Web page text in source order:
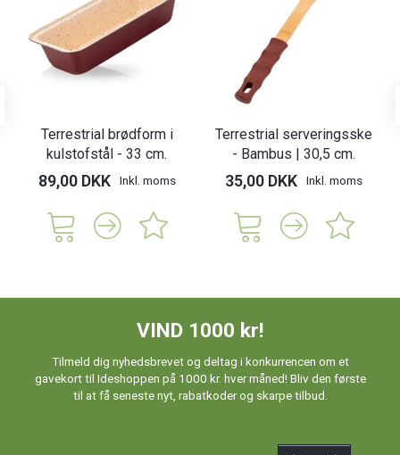
Terrestrial brødform i
kulstofstål - 33 cm.
89,00 DKK Inkl. moms
Terrestrial serveringsske
- Bambus | 30,5 cm.
35,00 DKK Inkl. moms
VIND 1000 kr!
Tilmeld dig nyhedsbrevet og deltag i konkurrencen om et
gavekort til Ideshoppen på 1000 kr. hver måned! Bliv den første
til at få seneste nyt, rabatkoder og skarpe tilbud.